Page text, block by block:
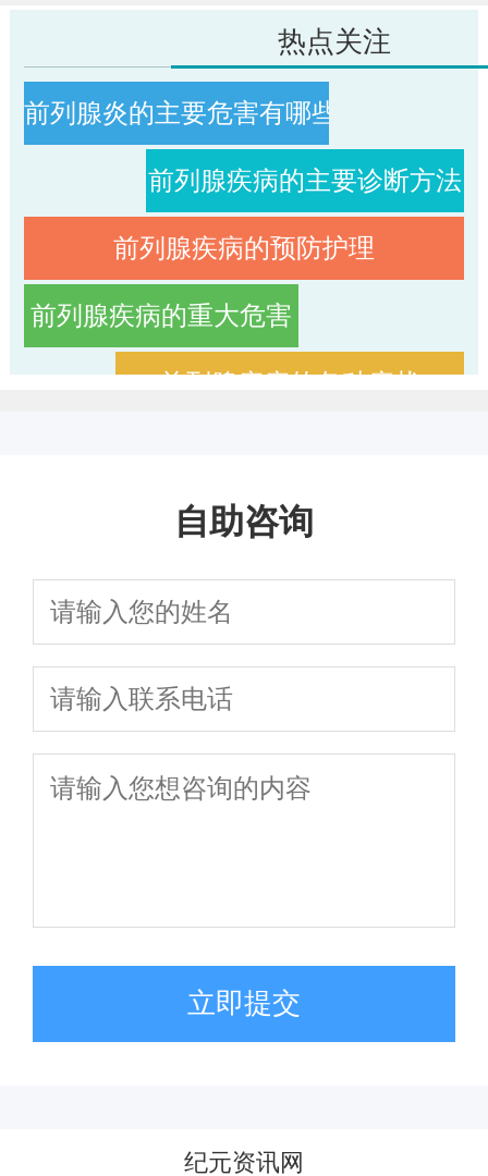
热点关注
前列腺炎的主要危害有哪些
前列腺疾病的主要诊断方法
前列腺疾病的预防护理
前列腺疾病的重大危害
前列腺疾病的各种症状
专家教你前列腺肥大用药
自助咨询
立即提交
纪元资讯网